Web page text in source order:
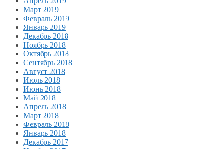
Март 2019
Февраль 2019
Январь 2019
Декабрь 2018
Ноябрь 2018
Октябрь 2018
Сентябрь 2018
Август 2018
Июль 2018
Июнь 2018
Май 2018
Апрель 2018
Март 2018
Февраль 2018
Январь 2018
Декабрь 2017